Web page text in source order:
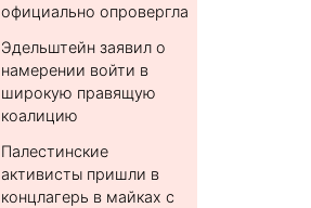
официально опровергла
Эдельштейн заявил о
намерении войти в
широкую правящую
коалицию
Палестинские
активисты пришли в
концлагерь в майках с